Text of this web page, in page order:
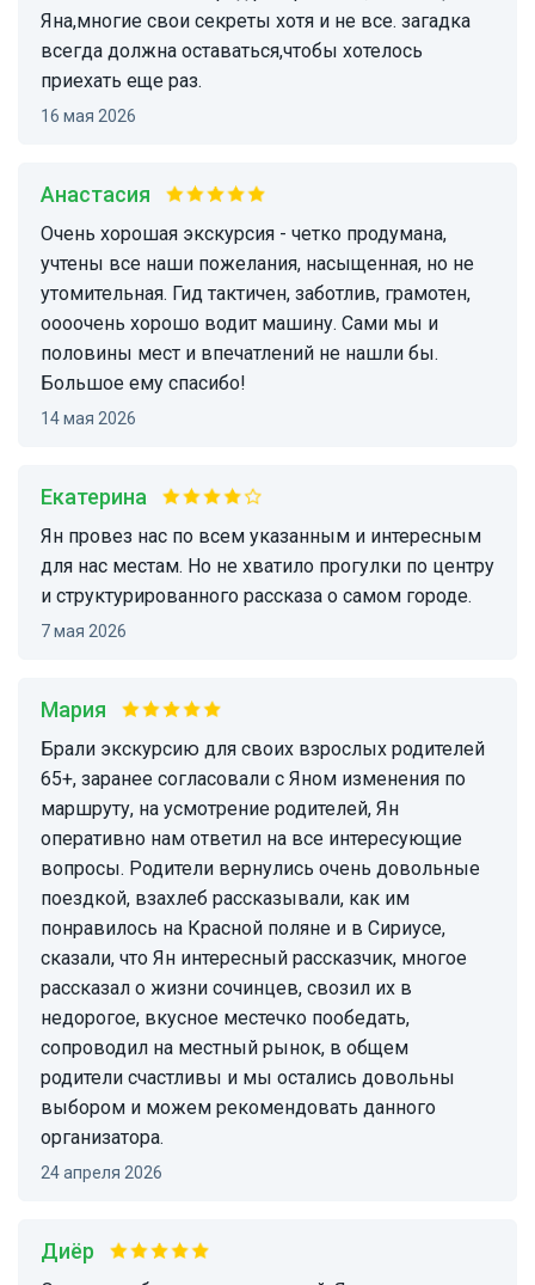
Яна,многие свои секреты хотя и не все. загадка
всегда должна оставаться,чтобы хотелось
приехать еще раз.
16 мая 2026
Анастасия
Очень хорошая экскурсия - четко продумана,
учтены все наши пожелания, насыщенная, но не
утомительная. Гид тактичен, заботлив, грамотен,
оооочень хорошо водит машину. Сами мы и
половины мест и впечатлений не нашли бы.
Большое ему спасибо!
14 мая 2026
Екатерина
Ян провез нас по всем указанным и интересным
для нас местам. Но не хватило прогулки по центру
и структурированного рассказа о самом городе.
7 мая 2026
Мария
Брали экскурсию для своих взрослых родителей
65+, заранее согласовали с Яном изменения по
маршруту, на усмотрение родителей, Ян
оперативно нам ответил на все интересующие
вопросы. Родители вернулись очень довольные
поездкой, взахлеб рассказывали, как им
понравилось на Красной поляне и в Сириусе,
сказали, что Ян интересный рассказчик, многое
рассказал о жизни сочинцев, свозил их в
недорогое, вкусное местечко пообедать,
сопроводил на местный рынок, в общем
родители счастливы и мы остались довольны
выбором и можем рекомендовать данного
организатора.
24 апреля 2026
Диёр